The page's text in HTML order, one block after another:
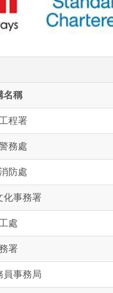
名稱
程署
務處
防處
化事務署
處
署
員事務局